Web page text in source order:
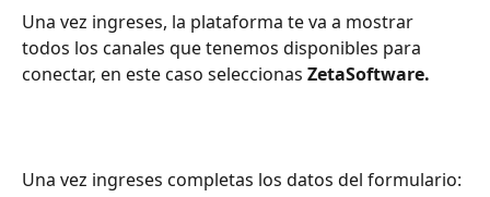
Una vez ingreses, la plataforma te va a mostrar
todos los canales que tenemos disponibles para
conectar, en este caso seleccionas ZetaSoftware.
Una vez ingreses completas los datos del formulario: